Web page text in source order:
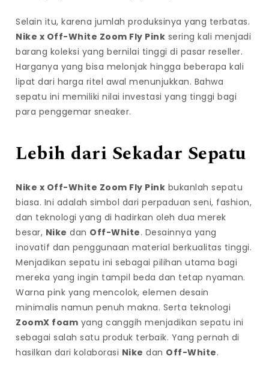
Selain itu, karena jumlah produksinya yang terbatas.
Nike x Off-White Zoom Fly Pink sering kali menjadi
barang koleksi yang bernilai tinggi di pasar reseller.
Harganya yang bisa melonjak hingga beberapa kali
lipat dari harga ritel awal menunjukkan. Bahwa
sepatu ini memiliki nilai investasi yang tinggi bagi
para penggemar sneaker.
Lebih dari Sekadar Sepatu
Nike x Off-White Zoom Fly Pink bukanlah sepatu
biasa. Ini adalah simbol dari perpaduan seni, fashion,
dan teknologi yang di hadirkan oleh dua merek
besar, Nike dan Off-White. Desainnya yang
inovatif dan penggunaan material berkualitas tinggi.
Menjadikan sepatu ini sebagai pilihan utama bagi
mereka yang ingin tampil beda dan tetap nyaman.
Warna pink yang mencolok, elemen desain
minimalis namun penuh makna. Serta teknologi
ZoomX foam yang canggih menjadikan sepatu ini
sebagai salah satu produk terbaik. Yang pernah di
hasilkan dari kolaborasi Nike dan Off-White.